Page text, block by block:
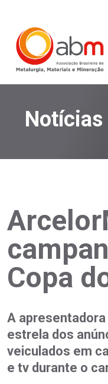
Notícias
Copa
A
estrela dos
veiculados em
e tv durante o